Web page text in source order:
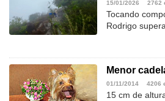
15/01/2026 2762
Tocando
Rodrigo
Menor
01/11/2014 4206
15 cm de